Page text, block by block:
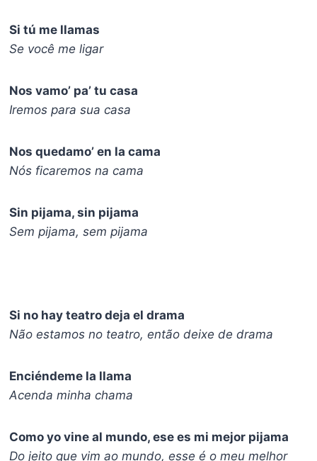
Si tú me llamas
Se você me ligar
Nos vamo’ pa’ tu casa
Iremos para sua casa
Nos quedamo’ en la cama
Nós ficaremos na cama
Sin pijama, sin pijama
Sem pijama, sem pijama
Si no hay teatro deja el drama
Não estamos no teatro, então deixe de drama
Enciéndeme la llama
Acenda minha chama
Como yo vine al mundo, ese es mi mejor pijama
Do jeito que vim ao mundo, esse é o meu melhor